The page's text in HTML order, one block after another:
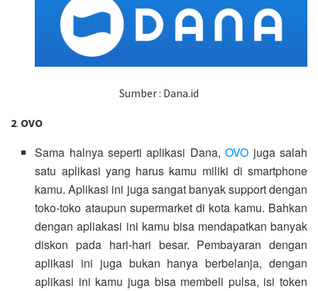
Sumber : Dana.id
2. OVO
Sama halnya seperti aplikasi Dana,OVO juga salah
satu aplikasi yang harus kamu miliki di smartphone
kamu. Aplikasi ini juga sangat banyak support dengan
toko-toko ataupun supermarket di kota kamu. Bahkan
dengan apliakasi ini kamu bisa mendapatkan banyak
diskon pada hari-hari besar. Pembayaran dengan
aplikasi ini juga bukan hanya berbelanja, dengan
aplikasi ini kamu juga bisa membeli pulsa, isi token